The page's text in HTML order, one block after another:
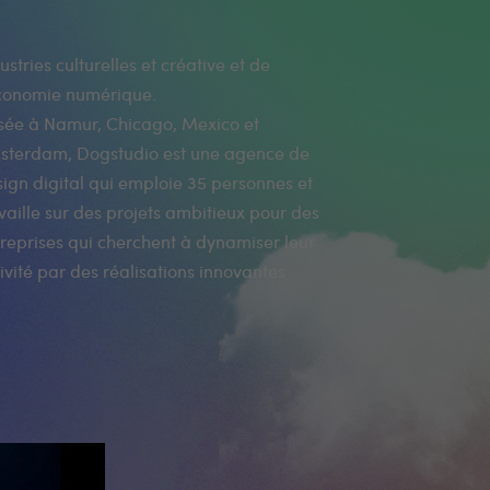
numérique.
à Namur, Chicago, Mexico et
Dogstudio est une agence de
digital qui emploie 35 personnes et
sur des projets ambitieux pour des
qui cherchent à dynamiser leur
par des réalisations innovantes